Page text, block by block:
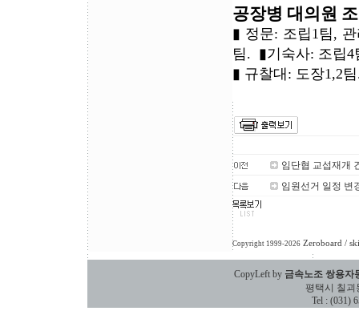
공장병 대의원
▮ 정문: 조립1팀,
팀. ▮기숙사: 조립4
▮ 규찰대: 도장1,2
임단협 교섭재개
임원선거 일정 변
Copyright 1999-2026 Zeroboard /
CopyLeft by 금속노조 쌍용자
평택시 칠괴동
Tel : (031)